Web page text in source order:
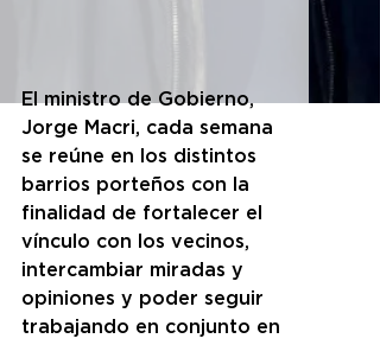
El ministro de Gobierno,
Jorge Macri, cada semana
se reúne en los distintos
barrios porteños con la
finalidad de fortalecer el
vínculo con los vecinos,
intercambiar miradas y
opiniones y poder seguir
trabajando en conjunto en